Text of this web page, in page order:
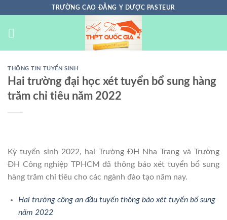
nội
TRƯỜNG CAO ĐẲNG Y DƯỢC PASTEUR
THÔNG TIN TUYỂN SINH
Hai trường đại học xét tuyển bổ sung hàng
trăm chỉ tiêu năm 2022
Kỳ tuyển sinh 2022, hai Trường ĐH Nha Trang và Trường
ĐH Công nghiệp TPHCM đã thông báo xét tuyển bổ sung
hàng trăm chỉ tiêu cho các ngành đào tạo năm nay.
Hai trường công an đầu tuyển thông báo xét tuyển bổ sung
năm 2022